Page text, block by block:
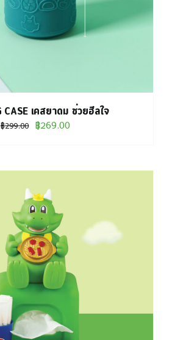
CASE เคสยาดม ช่วยฮีลใจ
฿299.00 Original
฿299.00.
฿269.00Current
฿269.00.